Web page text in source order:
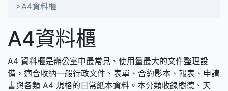
>A4資料櫃
A4資料櫃
A4 資料櫃是辦公室中最常見、使用量最大的文件整理設
備，適合收納一般行政文件、表單、合約影本、報表、申請
書與各類 A4 規格的日常紙本資料。本分類收錄樹德、天